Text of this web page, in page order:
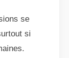
se
si